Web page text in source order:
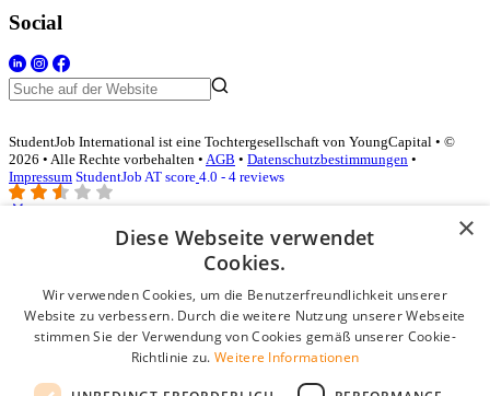
Social
StudentJob International ist eine Tochtergesellschaft von YoungCapital • ©
2026 • Alle Rechte vorbehalten • AGB • Datenschutzbestimmungen •
Impressum StudentJob AT score 4.0 - 4 reviews
Login für Unternehmen
E-Mail*
Passwort
Angemeldet bleiben
×
Diese Webseite verwendet
Cookies.
Wir verwenden Cookies, um die Benutzerfreundlichkeit unserer
Website zu verbessern. Durch die weitere Nutzung unserer Webseite
stimmen Sie der Verwendung von Cookies gemäß unserer Cookie-
Richtlinie zu. Weitere Informationen